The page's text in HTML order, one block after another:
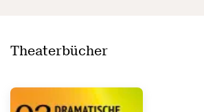
Theaterbücher